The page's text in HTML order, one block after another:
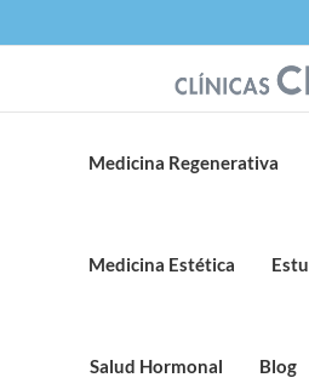
al
Medicina Regenerativa
Medicina Estética
Salud Hormonal Blog